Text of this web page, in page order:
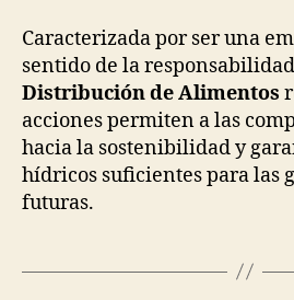
Caracterizada por ser una
sentido de la
Distribución de Alimentos
acciones permiten a las
hacia la sostenibilidad y
hídricos suficientes para las
futuras.